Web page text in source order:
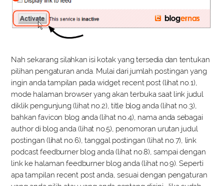
Nah sekarang silahkan isi kotak yang tersedia dan tentukan
pilihan pengaturan anda. Mulai dari jumlah postingan yang
ingin anda tampilan pada widget recent post (lihat no.1),
mode halaman browser yang akan terbuka saat link judul
diklik pengunjung (lihat no.2), title blog anda (lihat no.3),
bahkan favicon blog anda (lihat no.4), nama anda sebagai
author di blog anda (lihat no.5), penomoran urutan judul
postingan (lihat no.6), tanggal postingan (lihat no.7), link
podcast feedburner blog anda (lihat no.8), sampai dengan
link ke halaman feedburner blog anda (lihat no.9). Seperti
apa tampilan recent post anda, sesuai dengan pengaturan